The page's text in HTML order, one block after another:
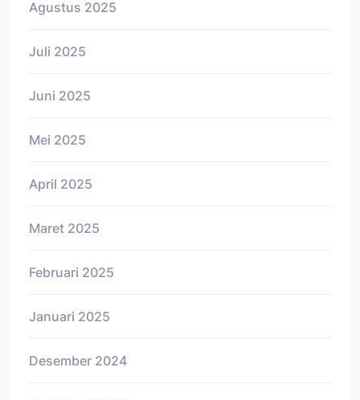
Agustus 2025
Juli 2025
Juni 2025
Mei 2025
April 2025
Maret 2025
Februari 2025
Januari 2025
Desember 2024